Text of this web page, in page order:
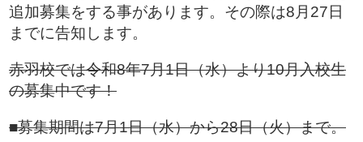
追加募集をする事があります。その際は8月27日
までに告知します。
赤羽校では令和8年7月1日（水）より10月入校生
の募集中です！
■募集期間は7月1日（水）から28日（火）まで。